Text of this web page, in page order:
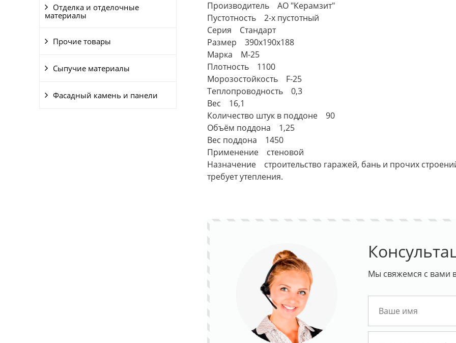
Отделка и отделочные
материалы
Прочие товары
Сыпучие материалы
Фасадный камень и панели
Производитель АО "Керамзит"
Пустотность 2-х пустотный
Серия Стандарт
Размер 390x190x188
Марка М-25
Плотность 1100
Морозостойкость F-25
Теплопроводность 0,3
Вес 16,1
Количество штук в поддоне 90
Объём поддона 1,25
Вес поддона 1450
Применение стеновой
Назначение строительство гаражей, бань и прочих
требует утепления.
Мы свяжемся с вами